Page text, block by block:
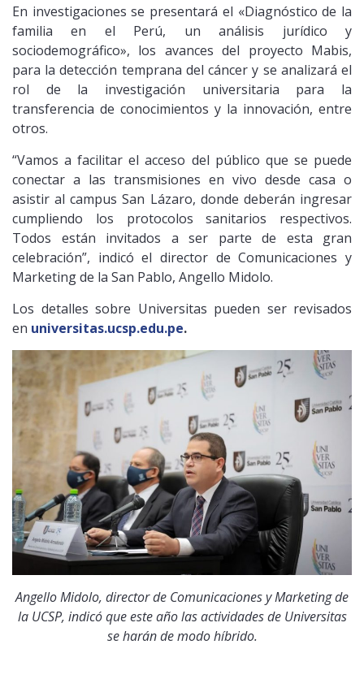
En investigaciones se presentará el «Diagnóstico de la
familia en el Perú, un análisis jurídico y
sociodemográfico», los avances del proyecto Mabis,
para la detección temprana del cáncer y se analizará el
rol de la investigación universitaria para la
transferencia de conocimientos y la innovación, entre
otros.
“Vamos a facilitar el acceso del público que se puede
conectar a las transmisiones en vivo desde casa o
asistir al campus San Lázaro, donde deberán ingresar
cumpliendo los protocolos sanitarios respectivos.
Todos están invitados a ser parte de esta gran
celebración”, indicó el director de Comunicaciones y
Marketing de la San Pablo, Angello Midolo.
Los detalles sobre Universitas pueden ser revisados
en universitas.ucsp.edu.pe.
Angello Midolo, director de Comunicaciones y Marketing de
la UCSP, indicó que este año las actividades de Universitas
se harán de modo híbrido.